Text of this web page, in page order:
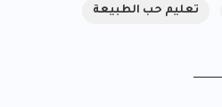
تعليم حب الطبيعة